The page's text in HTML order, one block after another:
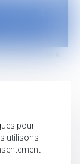
pour
utilisons